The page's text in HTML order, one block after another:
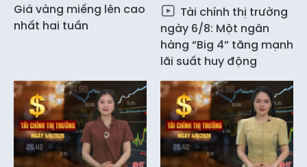
Giá vàng miếng lên cao
nhất hai tuần
Tài chính thị trường
ngày 6/8: Một ngân
hàng “Big 4” tăng mạnh
lãi suất huy động